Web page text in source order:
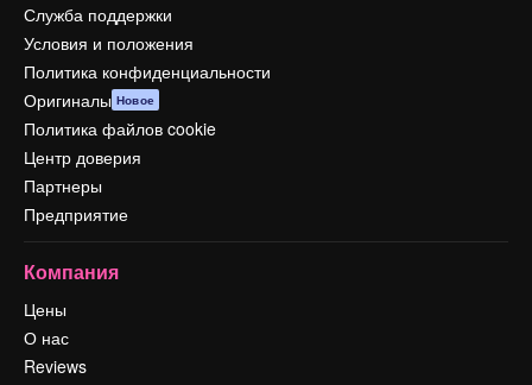
Служба поддержки
Условия и положения
Политика конфиденциальности
Оригиналы Новое
Политика файлов cookie
Центр доверия
Партнеры
Предприятие
Компания
Цены
О нас
Reviews